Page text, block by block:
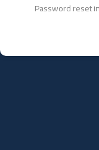
Password reset